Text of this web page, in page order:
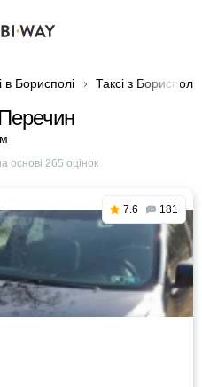
в Борисполі Таксі з
основі 265 оцінок
7.6 181